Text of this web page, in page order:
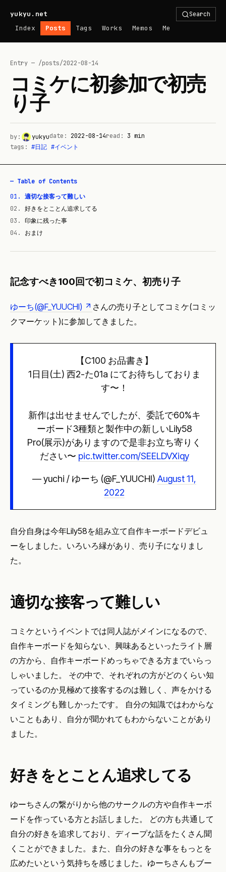
yukyu.net Search
Index Posts Tags Works Memos Me
Entry — /posts/2022-08-14
コミケに初参加で初売
り子
by: yukyudate: 2022-08-14read: 3 min
tags: #日記 #イベント
— Table of Contents
01 .
適切な接客って難しい
02 .
好きをとことん追求してる
03 .
印象に残った事
04 . おまけ
記念すべき100回で初コミケ、初売り子
ゆーち(@F_YUUCHI)
さんの売り子としてコミケ(コミッ
クマーケット)に参加してきました。
【C100 お品書き】
1日目(土) 西2-た01a にてお待ちしておりま
す〜！
新作は出せませんでしたが、委託で60%キ
ーボード3種類と製作中の新しいLily58
Pro(展示)がありますので是非お立ち寄りく
ださい〜 pic.twitter.com/SEELDVXiqy
— yuchi / ゆーち (@F_YUUCHI)August 11,
2022
自分自身は今年Lily58を組み立て自作キーボードデビュ
ーをしました。いろいろ縁があり、売り子になりまし
た。
適切な接客って難しい
コミケというイベントでは同人誌がメインになるので、
自作キーボードを知らない、興味あるといったライト層
の方から、自作キーボードめっちゃできる方までいらっ
しゃいました。 その中で、それぞれの方がどのくらい知
っているのか見極めて接客するのは難しく、声をかける
タイミングも難しかったです。 自分の知識ではわからな
いこともあり、自分が聞かれてもわからないことがあり
ました。
好きをとことん追求してる
ゆーちさんの繋がりから他のサークルの方や自作キーボ
ードを作っている方とお話しました。 どの方も共通して
自分の好きを追求しており、ディープな話をたくさん聞
くことができました。また、自分の好きな事をもっとを
広めたいという気持ちを感じました。ゆーちさんもブー